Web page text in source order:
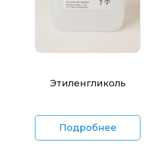
Этиленгликоль
Подробнее